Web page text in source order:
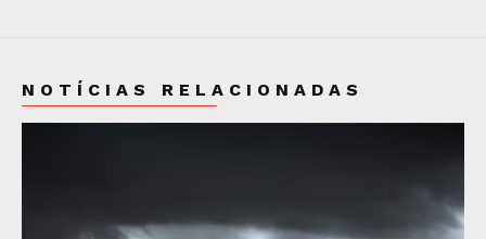
NOTÍCIAS RELACIONADAS